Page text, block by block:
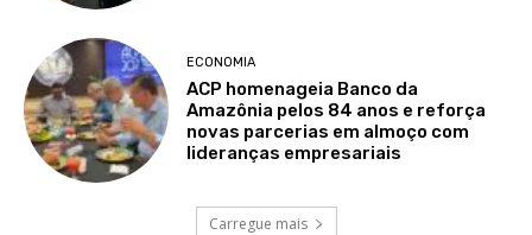
ECONOMIA
ACP homenageia Banco da
Amazônia pelos 84 anos e reforça
novas parcerias em almoço com
lideranças empresariais
Carregue mais